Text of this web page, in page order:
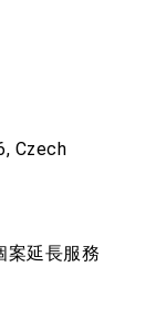
Czech
案延長服務